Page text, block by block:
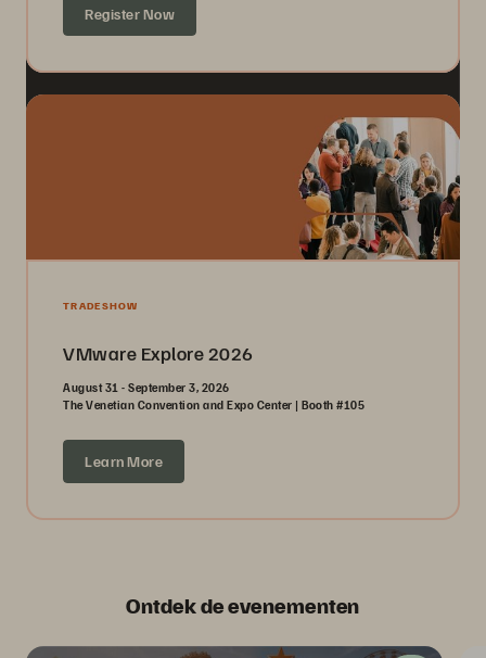
Register Now
TRADESHOW
VMware Explore 2026
August 31 - September 3, 2026
The Venetian Convention and Expo Center | Booth #105
Learn More
Ontdek de evenementen